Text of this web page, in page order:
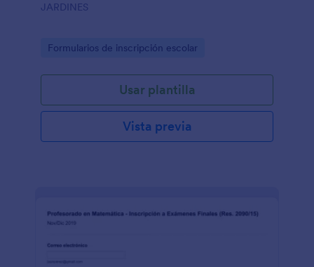
JARDINES
Go to Category:
Formularios de inscripción escolar
Usar plantilla
Vista previa